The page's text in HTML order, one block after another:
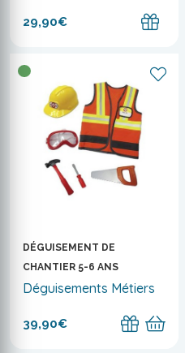
29,90€
DÉGUISEMENT DE
CHANTIER 5-6 ANS
Déguisements Métiers
39,90€